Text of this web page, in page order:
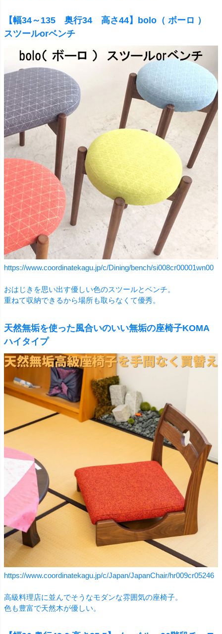
【幅34～135 奥行34 高さ44】bolo（ ボーロ ）
スツールorベンチ
https://www.coordinatekagu.jp/c/Dining/bench/si008cr00001wn00
おはじきを思い出す優しい色のスツールとベンチ。
重ねて収納できるから場所も取らなくて優秀。
天然無垢を使った風合いのいい無垢の座椅子KOMA
ハイタイプ
https://www.coordinatekagu.jp/c/Japan/JapanChair/hr009cr05246
高級料理店に並んでそうなモダンな雰囲気の座椅子。
色も豊富で天然木が優しい。